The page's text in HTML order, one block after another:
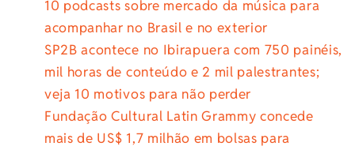
10 podcasts sobre mercado da música para
acompanhar no Brasil e no exterior
SP2B acontece no Ibirapuera com 750 painéis,
mil horas de conteúdo e 2 mil palestrantes;
veja 10 motivos para não perder
Fundação Cultural Latin Grammy concede
mais de US$ 1,7 milhão em bolsas para